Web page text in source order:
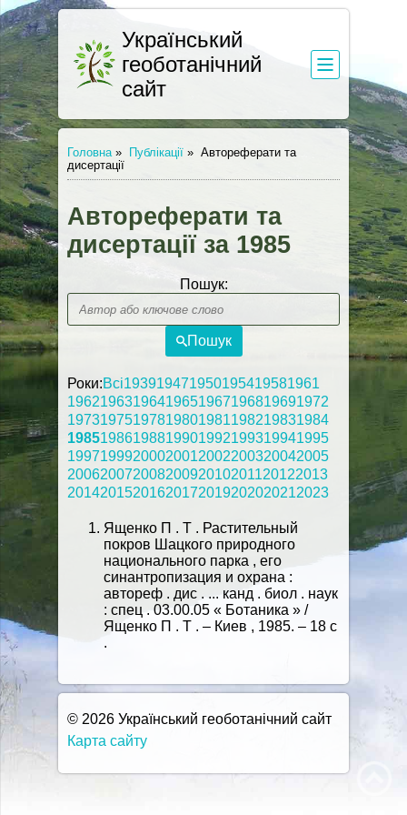
Український
геоботанічний
сайт
Головна » Публікації » Автореферати та
дисертації
Автореферати та
дисертації за 1985
Пошук:
Пошук
Роки:Всі193919471950195419581961
19621963196419651967196819691972
19731975197819801981198219831984
19851986198819901992199319941995
19971999200020012002200320042005
20062007200820092010201120122013
20142015201620172019202020212023
Ященко П . Т . Растительный
покров Шацкого природного
национального парка , его
синантропизация и охрана :
автореф . дис . ... канд . биол . наук
: спец . 03.00.05 « Ботаника » /
Ященко П . Т . – Киев , 1985. – 18 с
.
© 2026 Український геоботанічний сайт
Карта сайту